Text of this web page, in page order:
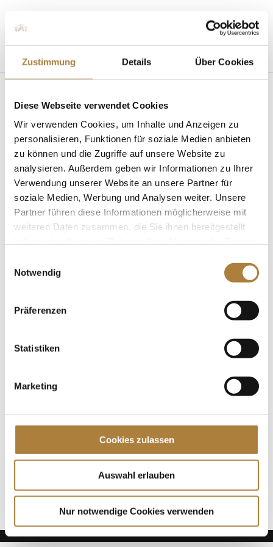
Zustimmung Details Über Cookies
Diese Webseite verwendet Cookies
Wir verwenden Cookies, um Inhalte und Anzeigen zu
personalisieren, Funktionen für soziale Medien anbieten
zu können und die Zugriffe auf unsere Website zu
analysieren. Außerdem geben wir Informationen zu Ihrer
Verwendung unserer Website an unsere Partner für
soziale Medien, Werbung und Analysen weiter. Unsere
Partner führen diese Informationen möglicherweise mit
weiteren Daten zusammen, die Sie ihnen bereitgestellt
Notwendig
Präferenzen
Statistiken
Marketing
Cookies zulassen
Auswahl erlauben
Nur notwendige Cookies verwenden
Seite wählen
Deutschlands U25 Springpokal 2018: Laura
Strehmel gewinnt in Wiesbaden
von Insa Strothmann 22. Mai 2018
Deutschlands
U25 Springpokal
News
Sportsoldatin siegt mit Levinia in Finalqualfikation
für Turnierserie der Stiftung Deutscher
Spitzenpferdesport Wiesbaden. Laura Strehmel und
ihre Stute Levinia haben die Finalqualifikation von
Spenden
Aktuelle News
Springpokal
Talentpool-Athlet Calvin Böckmann wird U25-
Weltmeister
100. Geburtstag von HGW: Warendorf erinnert an
eine Legende des Pferdesports